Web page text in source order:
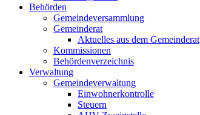
Behörden
Gemeindeversammlung
Gemeinderat
Aktuelles aus dem Gemeinderat
Kommissionen
Behördenverzeichnis
Verwaltung
Gemeindeverwaltung
Einwohnerkontrolle
Steuern